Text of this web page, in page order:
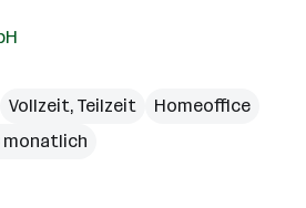
Vollzeit, Teilzeit
Homeoffice
monatlich